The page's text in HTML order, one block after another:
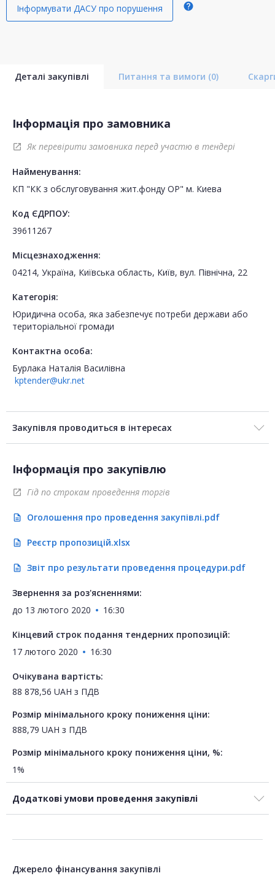
Інформувати ДАСУ про порушення help
Деталі закупівлі Питання та вимоги (0)
Інформація про замовника
open_in_new Як перевірити замовника перед участю в тендері
Найменування:
КП "КК з обслуговування жит.фонду ОР" м. Киева
Код ЄДРПОУ:
39611267
Місцезнаходження:
04214, Україна, Київська область, Київ, вул. Північна, 22
Категорія:
Юридична особа, яка забезпечує потреби держави або
територіальної громади
Контактна особа:
Бурлака Наталія Василівна
kptender@ukr.net
Закупівля проводиться в інтересах
Інформація про закупівлю
open_in_new Гід по строкам проведення торгів
description Оголошення про проведення закупівлі.pdf
description Реєстр пропозицій.xlsx
description Звіт про результати проведення процедури.pdf
Звернення за роз'ясненнями:
до 13 лютого 2020 16:30
Кінцевий строк подання тендерних пропозицій:
17 лютого 2020
16:30
Очікувана вартість:
88 878,56 UAH з ПДВ
Розмір мінімального кроку пониження ціни:
888,79 UAH з ПДВ
Розмір мінімального кроку пониження ціни, %:
1%
Додаткові умови проведення закупівлі
Джерело фінансування закупівлі